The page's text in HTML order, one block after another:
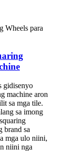
gidisenyo
machine aron
sa mga tile.
sa imong
brand sa
mga ulo niini,
niini nga